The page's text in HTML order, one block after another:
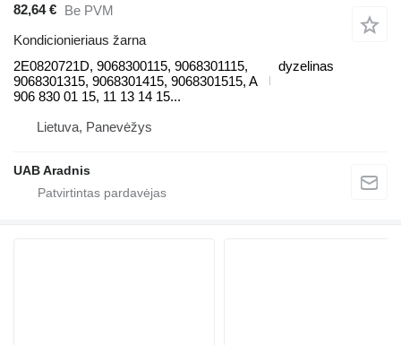
82,64 € Be PVM
Kondicionieriaus žarna
2E0820721D, 9068300115, 9068301115,
9068301315, 9068301415, 9068301515, A
906 830 01 15, 11 13 14 15...
dyzelinas
Lietuva, Panevėžys
UAB Aradnis